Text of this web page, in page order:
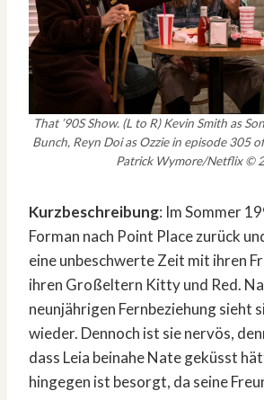
That ’90S Show. (L to R) Kevin Smith as
Bunch, Reyn Doi as Ozzie in episode 305
Patrick Wymore/Netflix ©
Kurzbeschreibung: Im Sommer
Forman nach Point Place zurück
eine unbeschwerte Zeit mit ihren
ihren Großeltern Kitty und Red.
neunjährigen Fernbeziehung sieht
wieder. Dennoch ist sie nervös,
dass Leia beinahe Nate geküsst
hingegen ist besorgt, da seine